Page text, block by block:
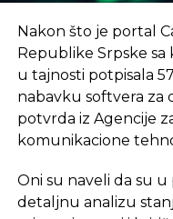
početi sprovoditi
intenzivno traje
program za mlade
Dragović.
Vlada Srpske je
tehnološki razvoj.
eKapija
Nakon što je portal
Republike Srpske sa
u tajnosti potpisala
nabavku softvera za
potvrda iz Agencije
komunikacione
Oni su naveli da su
detaljnu analizu